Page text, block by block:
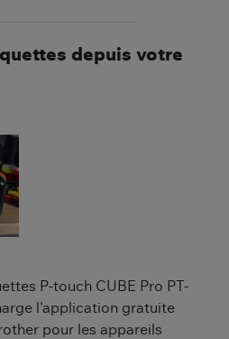
depuis votre
P-touch CUBE Pro PT-
l'application gratuite
pour les appareils